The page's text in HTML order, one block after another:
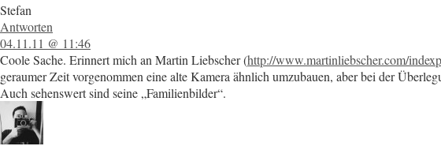
Stefan
Antworten
04.11.11 @ 11:46
Coole Sache. Erinnert mich an Martin Liebscher (http://www.martinliebscher.com/
geraumer Zeit vorgenommen eine alte Kamera ähnlich umzubauen, aber bei der
Auch sehenswert sind seine „Familienbilder“.